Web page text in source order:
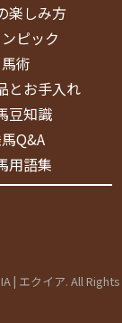
楽しみ方
ピック
馬術
とお手入れ
豆知識
Q&A
用語集
| エクイア. All Rights